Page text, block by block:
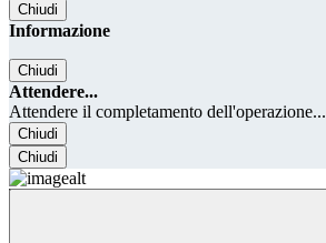
Chiudi
Informazione
Chiudi
Attendere...
Attendere il completamento dell'operazione...
Chiudi
Chiudi